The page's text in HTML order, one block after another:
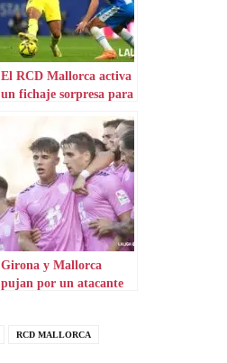
El RCD Mallorca activa
un fichaje sorpresa para
Girona y Mallorca
pujan por un atacante
RCD MALLORCA